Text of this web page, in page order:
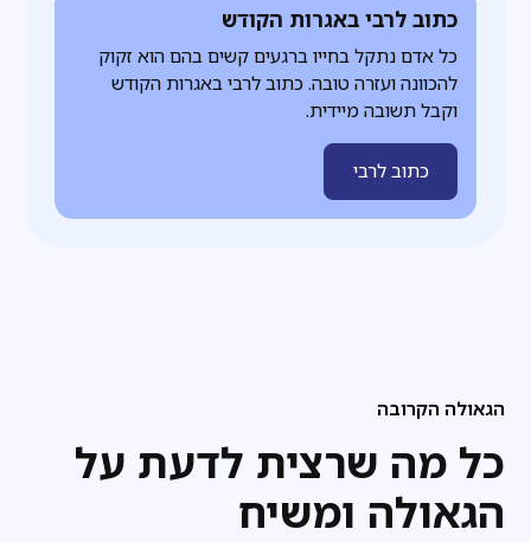
כתוב לרבי באגרות הקודש
כל אדם נתקל בחייו ברגעים קשים בהם הוא זקוק
להכוונה ועזרה טובה. כתוב לרבי באגרות הקודש
וקבל תשובה מיידית.
כתוב לרבי
הגאולה הקרובה
כל מה שרצית לדעת על
הגאולה ומשיח